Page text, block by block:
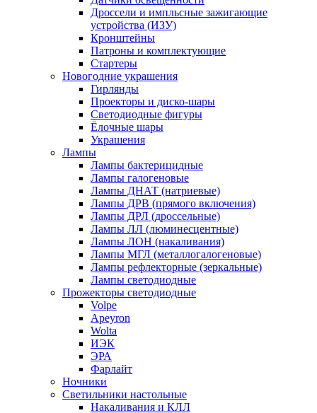
Дроссели и импльсные зажигающие
устройства (ИЗУ)
Кронштейны
Патроны и комплектующие
Стартеры
Новогодние украшения
Гирлянды
Проекторы и диско-шары
Светодиодные фигуры
Ёлочные шары
Украшения
Лампы
Лампы бактерицидные
Лампы галогеновые
Лампы ДНАТ (натриевые)
Лампы ДРВ (прямого включения)
Лампы ДРЛ (дроссельные)
Лампы ЛЛ (люминесцентные)
Лампы ЛОН (накаливания)
Лампы МГЛ (металлогалогеновые)
Лампы рефлекторные (зеркальные)
Лампы светодиодные
Прожекторы светодиодные
Volpe
Apeyron
Wolta
ИЭК
ЭРА
Фарлайт
Ночники
Светильники настольные
Накаливания и КЛЛ